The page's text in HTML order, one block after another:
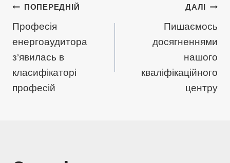
Навігація
записів
ПОПЕРЕДНІЙ
Професія
енергоаудитора
з’явилась в
класифікаторі
професій
ДАЛІ
Пишаємось
досягненнями
нашого
кваліфікаційного
центру